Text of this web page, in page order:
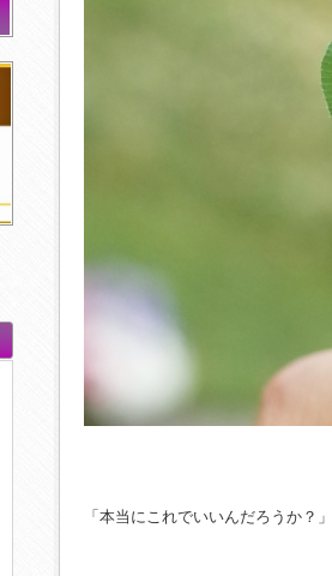
「本当にこれでいいんだろうか？」